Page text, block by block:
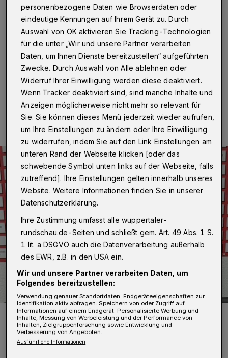
Wuppertal ·Der Fußball-Bezirksligist FSV Vohwinkel
hat für die kommende Saison Torjäger Frederic Lühr
verpflichtet. Der 33-Jährige kehrt nach einer Saison
vom TSV Gruiten zurück in die Lüntenbeck.
29.05.2026 , 16:08 Uhr Eine Minute Lesezeit
Frederic Lühr (li.) und der Sportliche Leiter Christian Bialke.
Foto: FSV Vohwinkel
personenbezogene Daten wie Browserdaten oder
eindeutige Kennungen auf Ihrem Gerät zu. Durch
Auswahl von OK aktivieren Sie Tracking-Technologien
für die unter „Wir und unsere Partner verarbeiten
Daten, um Ihnen Dienste bereitzustellen“ aufgeführten
Zwecke. Durch Auswahl von Alle ablehnen oder
Widerruf Ihrer Einwilligung werden diese deaktiviert.
Wenn Tracker deaktiviert sind, sind manche Inhalte und
Anzeigen möglicherweise nicht mehr so relevant für
Sie. Sie können dieses Menü jederzeit wieder aufrufen,
um Ihre Einstellungen zu ändern oder Ihre Einwilligung
zu widerrufen, indem Sie auf den Link Einstellungen am
unteren Rand der Webseite klicken [oder das
schwebende Symbol unten links auf der Webseite, falls
zutreffend]. Ihre Einstellungen gelten innerhalb unseres
Website. Weitere Informationen finden Sie in unserer
Datenschutzerklärung.
Ihre Zustimmung umfasst alle wuppertaler-
rundschau.de-Seiten und schließt gem. Art. 49 Abs. 1 S.
1 lit. a DSGVO auch die Datenverarbeitung außerhalb
des EWR, z.B. in den USA ein.
Wir und unsere Partner verarbeiten Daten, um
Folgendes bereitzustellen:
Verwendung genauer Standortdaten. Endgeräteeigenschaften zur
Identifikation aktiv abfragen. Speichern von oder Zugriff auf
Informationen auf einem Endgerät. Personalisierte Werbung und
Inhalte, Messung von Werbeleistung und der Performance von
Inhalten, Zielgruppenforschung sowie Entwicklung und
Verbesserung von Angeboten.
Ausführliche Informationen